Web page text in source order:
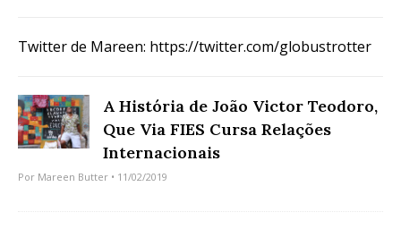
Twitter de Mareen: https://twitter.com/globustrotter
A História de João Victor Teodoro,
Que Via FIES Cursa Relações
Internacionais
Por Mareen Butter • 11/02/2019